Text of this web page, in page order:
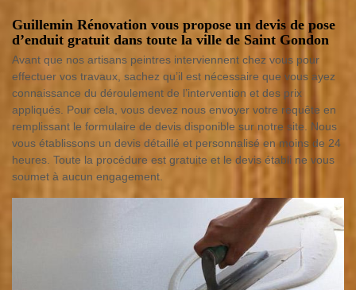
Guillemin Rénovation vous propose un devis de pose
d’enduit gratuit dans toute la ville de Saint Gondon
Avant que nos artisans peintres interviennent chez vous pour
effectuer vos travaux, sachez qu’il est nécessaire que vous ayez
connaissance du déroulement de l’intervention et des prix
appliqués. Pour cela, vous devez nous envoyer votre requête en
remplissant le formulaire de devis disponible sur notre site. Nous
vous établissons un devis détaillé et personnalisé en moins de 24
heures. Toute la procédure est gratuite et le devis établi ne vous
soumet à aucun engagement.